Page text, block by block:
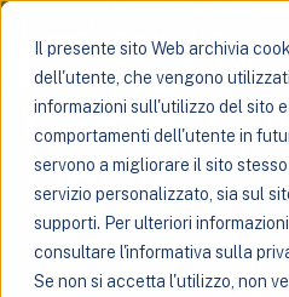
Il presente sito Web archivia
dell'utente, che vengono
informazioni sull'utilizzo del sito
comportamenti dell'utente in
servono a migliorare il sito
servizio personalizzato, sia sul
supporti. Per ulteriori
consultare l'informativa sulla
Se non si accetta l'utilizzo, non
iniziale